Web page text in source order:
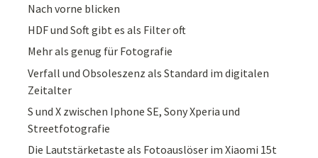
Nach vorne blicken
HDF und Soft gibt es als Filter oft
Mehr als genug für Fotografie
Verfall und Obsoleszenz als Standard im digitalen
Zeitalter
S und X zwischen Iphone SE, Sony Xperia und
Streetfotografie
Die Lautstärketaste als Fotoauslöser im Xiaomi 15t